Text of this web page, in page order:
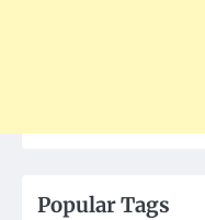
Popular Tags